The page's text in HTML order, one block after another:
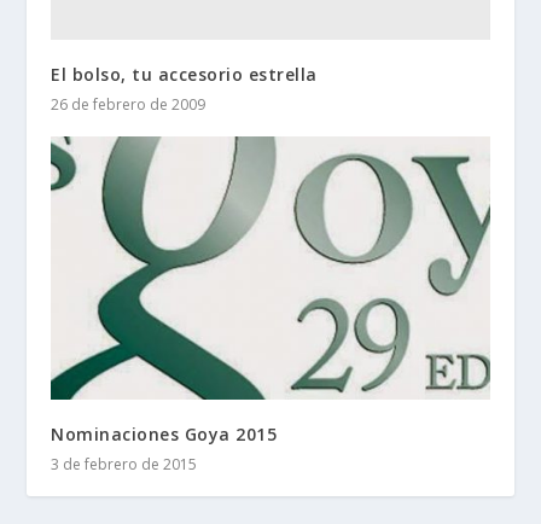
El bolso, tu accesorio estrella
26 de febrero de 2009
Nominaciones Goya 2015
3 de febrero de 2015